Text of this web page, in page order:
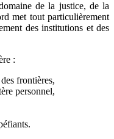
de la justice, de la
met tout particulièrement
des institutions et des
:
frontières,
personnel,